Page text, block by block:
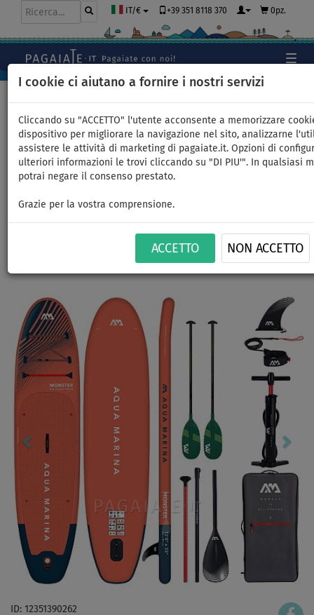
I cookie ci aiutano a fornire i nostri servizi
Cliccando su "ACCETTO" l'utente acconsente a memorizzare
dispositivo per migliorare la navigazione nel sito, analizzarne
assistere le attività di marketing di pagaiate.it. Opzioni di
ulteriori informazioni le trovi cliccando su "DI PIU'". In qualsiasi
potrai negare il consenso prestato.
Grazie per la vostra comprensione.
ACCETTO NON ACCETTO
IT/€ +39 351 8118 370 0pz.
SUP AQUA MARINA MONSTER
12'0 - SUP gonfiabile -
opzione: canoe set
CONSEGNA
ID: 12351390262